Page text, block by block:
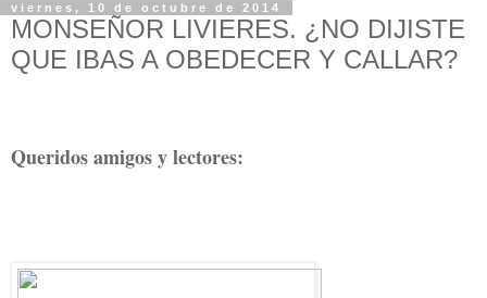
viernes, 10 de octubre de 2014
MONSEÑOR LIVIERES. ¿NO DIJISTE
QUE IBAS A OBEDECER Y CALLAR?
Queridos amigos y lectores: